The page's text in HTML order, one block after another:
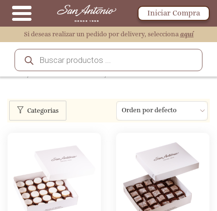
Iniciar Compra
Si deseas realizar un pedido por delivery, selecciona aquí